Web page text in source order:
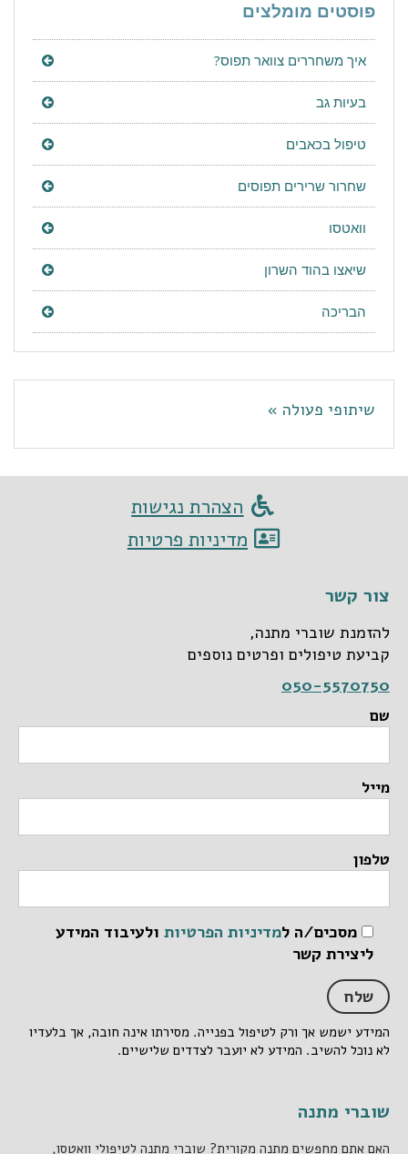
פוסטים מומלצים
איך משחררים צוואר תפוס?
בעיות גב
טיפול בכאבים
שחרור שרירים תפוסים
וואטסו
שיאצו בהוד השרון
הבריכה
שיתופי פעולה »
הצהרת נגישות
מדיניות פרטיות
צור קשר
להזמנת שוברי מתנה,
קביעת טיפולים ופרטים נוספים
050-5570750
שם
מייל
טלפון
מסכים/ה למדיניות הפרטיות ולעיבוד המידע
ליצירת קשר
המידע ישמש אך ורק לטיפול בפנייה. מסירתו אינה חובה, אך בלעדיו
לא נוכל להשיב. המידע לא יועבר לצדדים שלישיים.
שוברי מתנה
האם אתם מחפשים מתנה מקורית? שוברי מתנה לטיפולי וואטסו,